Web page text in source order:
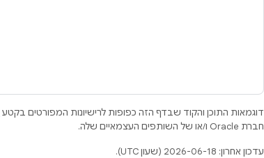
דוגמאות התוכן והקוד שבדף הזה כפופות לרישיונות המפורטים בקטע
חברת Oracle ו/או של השותפים העצמאיים שלה.
עדכון אחרון: 2026-06-18 (שעון UTC).